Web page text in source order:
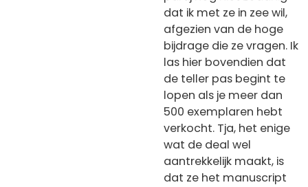
dat ik met ze in zee wil,
afgezien van de hoge
bijdrage die ze vragen. Ik
las hier bovendien dat
de teller pas begint te
lopen als je meer dan
500 exemplaren hebt
verkocht. Tja, het enige
wat de deal wel
aantrekkelijk maakt, is
dat ze het manuscript